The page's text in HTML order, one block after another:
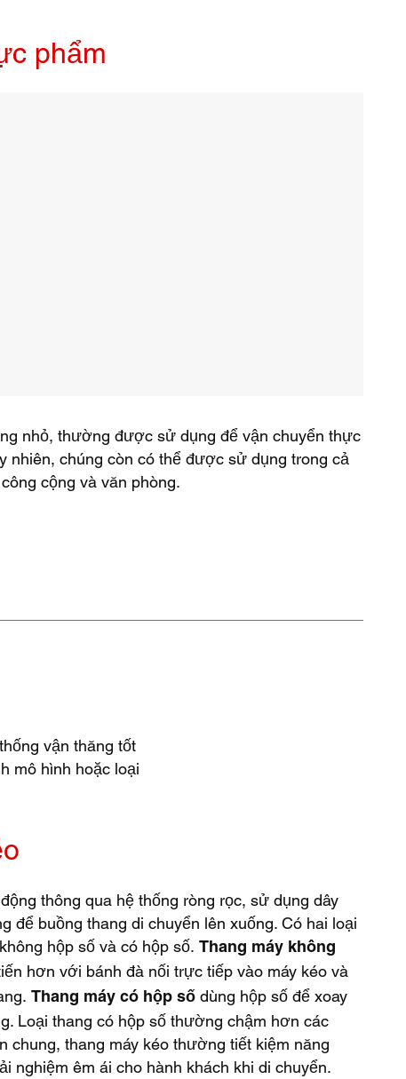
phẩm
nhỏ, thường được sử dụng để vận chuyển thực
nhiên, chúng còn có thể được sử dụng trong cả
cộng và văn phòng.
vận thăng tốt
mô hình hoặc loại
thông qua hệ thống ròng rọc, sử dụng dây
để buồng thang di chuyển lên xuống. Có hai loại
hộp số và có hộp số. Thang máy không
hơn với bánh đà nối trực tiếp vào máy kéo và
Thang máy có hộp số dùng hộp số để xoay
Loại thang có hộp số thường chậm hơn các
chung, thang máy kéo thường tiết kiệm năng
nghiệm êm ái cho hành khách khi di chuyển.